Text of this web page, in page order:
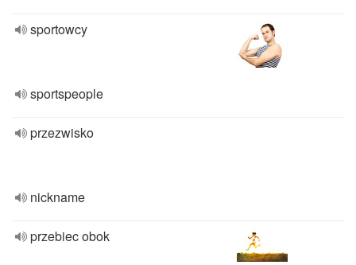
sportowcy
sportspeople
przezwisko
nickname
przebiec obok